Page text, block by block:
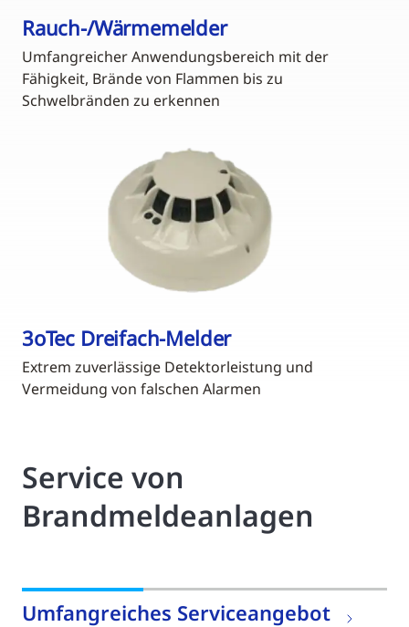
Rauch-/Wärmemelder
Umfangreicher Anwendungsbereich mit der
Fähigkeit, Brände von Flammen bis zu
Schwelbränden zu erkennen
3oTec Dreifach-Melder
Extrem zuverlässige Detektorleistung und
Vermeidung von falschen Alarmen
Service von
Brandmeldeanlagen
Umfangreiches Serviceangebot